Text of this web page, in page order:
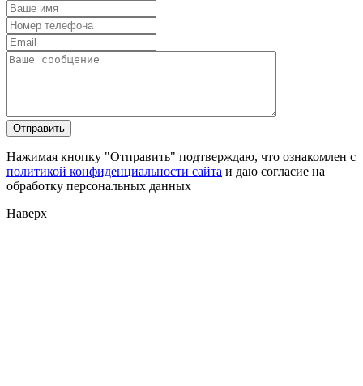
Нажимая кнопку "Отправить" подтверждаю, что ознакомлен с
политикой конфиденциальности сайта и даю согласие на
обработку персональных данных
Наверх